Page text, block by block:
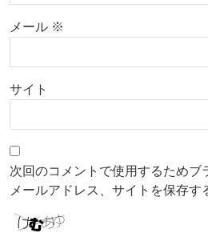
メール ※
サイト
次回のコメントで使用するためブ
メールアドレス、サイトを保存す